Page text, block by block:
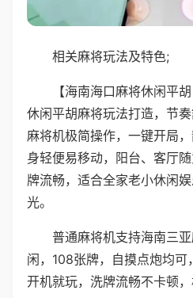
相关麻将玩法及特色;
【海南海口麻将休闲平
休闲平胡麻将玩法打造，节
麻将机极简操作，一键开局
身轻便易移动，阳台、客厅
牌流畅，适合全家老小休闲
光。
普通麻将机支持海南三
闲，108张牌，自摸点炮均
开机就玩，洗牌流畅不卡顿，